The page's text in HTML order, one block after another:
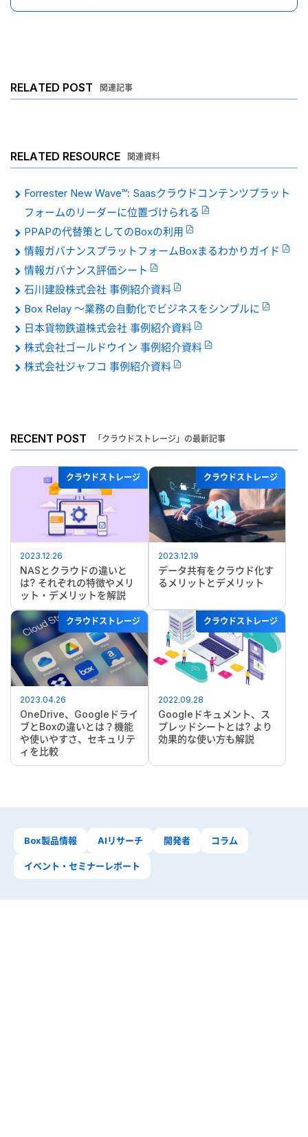
RELATED POST 関連記事
RELATED RESOURCE 関連資料
Forrester New Wave™: Saasクラウドコンテンツプラット
フォームのリーダーに位置づけられる
PPAPの代替策としてのBoxの利用
情報ガバナンスプラットフォームBoxまるわかりガイド
情報ガバナンス評価シート
石川建設株式会社 事例紹介資料
Box Relay 〜業務の自動化でビジネスをシンプルに
日本貨物鉄道株式会社 事例紹介資料
株式会社ゴールドウイン 事例紹介資料
株式会社ジャフコ 事例紹介資料
RECENT POST 「クラウドストレージ」の最新記事
クラウドストレージ
2023.12.26
NASとクラウドの違いと
は? それぞれの特徴やメリ
ット・デメリットを解説
クラウドストレージ
2023.12.19
データ共有をクラウド化す
るメリットとデメリット
クラウドストレージ
2023.04.26
OneDrive、Googleドライ
ブとBoxの違いとは？機能
や使いやすさ、セキュリテ
ィを比較
クラウドストレージ
2022.09.28
Googleドキュメント、ス
プレッドシートとは? より
効果的な使い方も解説
Box製品情報 AIリサーチ 開発者 コラム
イベント・セミナーレポート